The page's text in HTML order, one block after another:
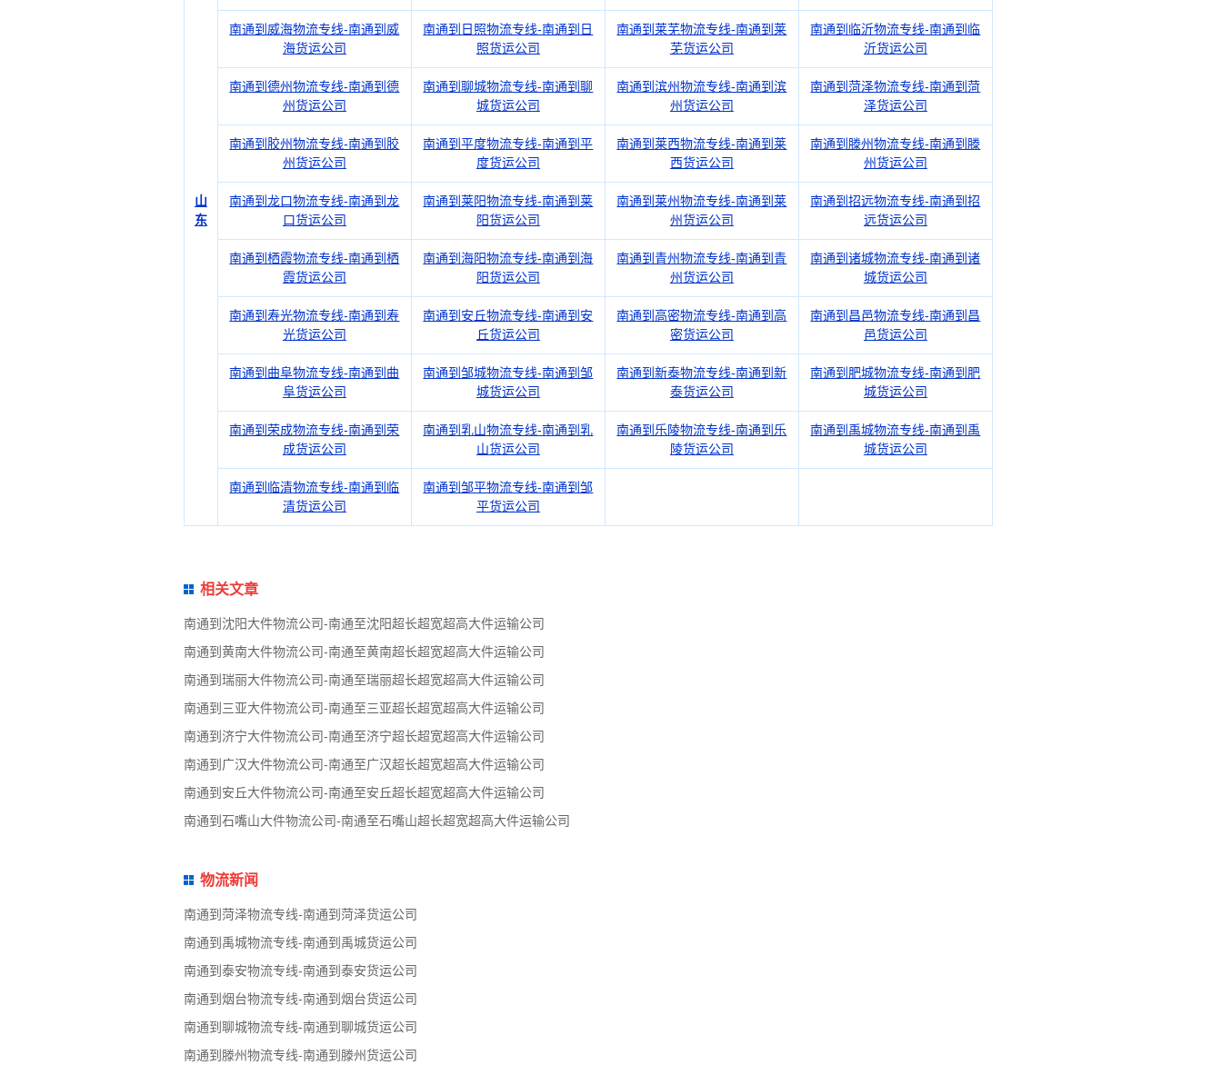
山
东
南通到威海物流专线-南通到威
海货运公司
南通到日照物流专线-南通到日
照货运公司
南通到莱芜物流专线-南通到莱
芜货运公司
南通到临沂物流专线-南通到临
沂货运公司
南通到德州物流专线-南通到德
州货运公司
南通到聊城物流专线-南通到聊
城货运公司
南通到滨州物流专线-南通到滨
州货运公司
南通到菏泽物流专线-南通到菏
泽货运公司
南通到胶州物流专线-南通到胶
州货运公司
南通到平度物流专线-南通到平
度货运公司
南通到莱西物流专线-南通到莱
西货运公司
南通到滕州物流专线-南通到滕
州货运公司
南通到龙口物流专线-南通到龙
口货运公司
南通到莱阳物流专线-南通到莱
阳货运公司
南通到莱州物流专线-南通到莱
州货运公司
南通到招远物流专线-南通到招
远货运公司
南通到栖霞物流专线-南通到栖
霞货运公司
南通到海阳物流专线-南通到海
阳货运公司
南通到青州物流专线-南通到青
州货运公司
南通到诸城物流专线-南通到诸
城货运公司
南通到寿光物流专线-南通到寿
光货运公司
南通到安丘物流专线-南通到安
丘货运公司
南通到高密物流专线-南通到高
密货运公司
南通到昌邑物流专线-南通到昌
邑货运公司
南通到曲阜物流专线-南通到曲
阜货运公司
南通到邹城物流专线-南通到邹
城货运公司
南通到新泰物流专线-南通到新
泰货运公司
南通到肥城物流专线-南通到肥
城货运公司
南通到荣成物流专线-南通到荣
成货运公司
南通到乳山物流专线-南通到乳
山货运公司
南通到乐陵物流专线-南通到乐
陵货运公司
南通到禹城物流专线-南通到禹
城货运公司
南通到临清物流专线-南通到临
清货运公司
南通到邹平物流专线-南通到邹
平货运公司
相关文章
南通到沈阳大件物流公司-南通至沈阳超长超宽超高大件运输公司
南通到黄南大件物流公司-南通至黄南超长超宽超高大件运输公司
南通到瑞丽大件物流公司-南通至瑞丽超长超宽超高大件运输公司
南通到三亚大件物流公司-南通至三亚超长超宽超高大件运输公司
南通到济宁大件物流公司-南通至济宁超长超宽超高大件运输公司
南通到广汉大件物流公司-南通至广汉超长超宽超高大件运输公司
南通到安丘大件物流公司-南通至安丘超长超宽超高大件运输公司
南通到石嘴山大件物流公司-南通至石嘴山超长超宽超高大件运输公司
物流新闻
南通到菏泽物流专线-南通到菏泽货运公司
南通到禹城物流专线-南通到禹城货运公司
南通到泰安物流专线-南通到泰安货运公司
南通到烟台物流专线-南通到烟台货运公司
南通到聊城物流专线-南通到聊城货运公司
南通到滕州物流专线-南通到滕州货运公司